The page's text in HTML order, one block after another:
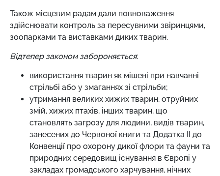
Також місцевим радам дали повноваження
здійснювати контроль за пересувними звіринцями,
зоопарками та виставками диких тварин.
Відтепер законом забороняється:
використання тварин як мішені при навчанні
стрільбі або у змаганнях зі стрільби;
утримання великих хижих тварин, отруйних
змій, хижих птахів, інших тварин, що
становлять загрозу для людини, видів тварин,
занесених до Червоної книги та Додатка II до
Конвенції про охорону дикої флори та фауни та
природних середовищ існування в Європі у
закладах громадського харчування, нічних